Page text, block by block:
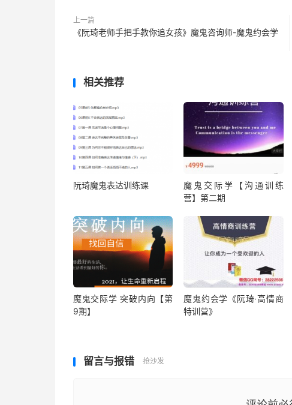
上一篇
《阮琦老师手把手教你追女孩》魔鬼咨询师-魔鬼约会学
相关推荐
阮琦魔鬼表达训练课
魔鬼交际学【沟通训练
营】第二期
魔鬼交际学 突破内向【第
9期】
魔鬼约会学《阮琦·高情商
特训营》
留言与报错 抢沙发